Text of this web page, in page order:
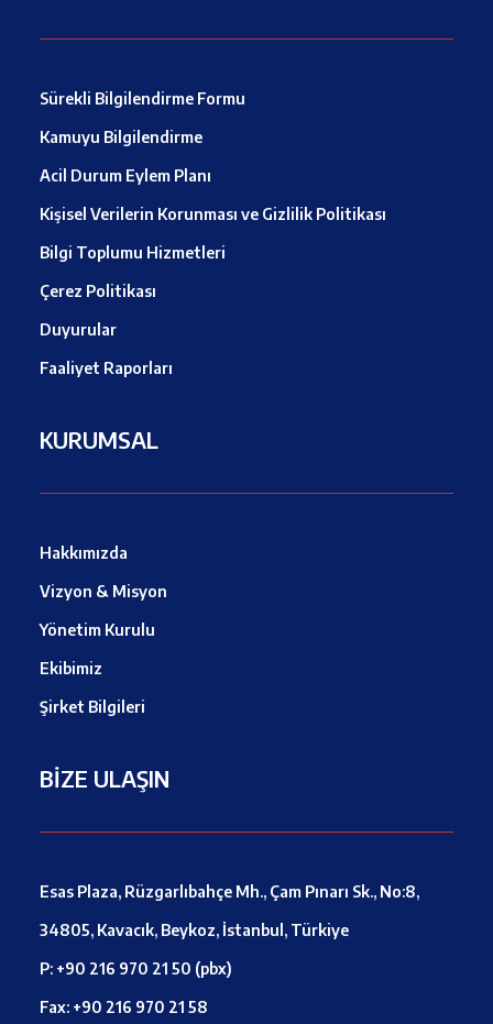
Sürekli Bilgilendirme Formu
Kamuyu Bilgilendirme
Acil Durum Eylem Planı
Kişisel Verilerin Korunması ve Gizlilik Politikası
Bilgi Toplumu Hizmetleri
Çerez Politikası
Duyurular
Faaliyet Raporları
KURUMSAL
Hakkımızda
Vizyon & Misyon
Yönetim Kurulu
Ekibimiz
Şirket Bilgileri
BİZE ULAŞIN
Esas Plaza, Rüzgarlıbahçe Mh., Çam Pınarı Sk., No:8,
34805, Kavacık, Beykoz, İstanbul, Türkiye
P: +90 216 970 21 50 (pbx)
Fax: +90 216 970 21 58